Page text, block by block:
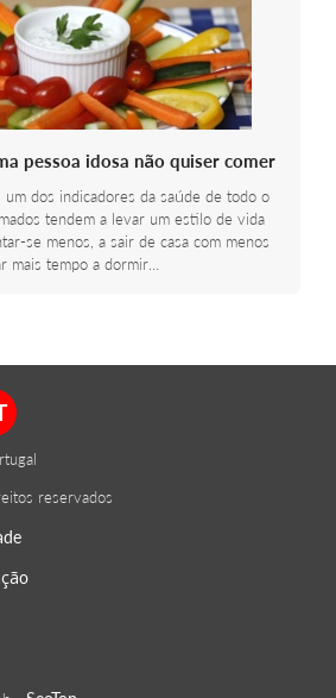
pessoa idosa não quiser comer
dos indicadores da saúde de todo o
tendem a levar um estilo de vida
se menos, a sair de casa com menos
mais tempo a dormir…
reservados